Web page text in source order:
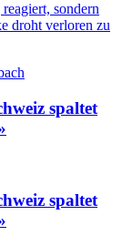
sondern
droht verloren zu
spaltet
spaltet